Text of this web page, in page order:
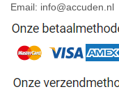
Email: info@accuden.nl